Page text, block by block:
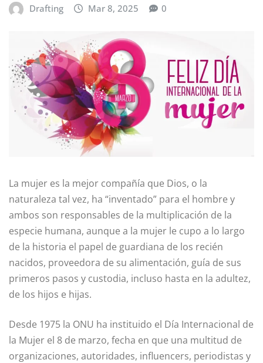
Drafting Mar 8, 2025 0
La mujer es la mejor compañía que Dios, o la
naturaleza tal vez, ha “inventado” para el hombre y
ambos son responsables de la multiplicación de la
especie humana, aunque a la mujer le cupo a lo largo
de la historia el papel de guardiana de los recién
nacidos, proveedora de su alimentación, guía de sus
primeros pasos y custodia, incluso hasta en la adultez,
de los hijos e hijas.
Desde 1975 la ONU ha instituido el Día Internacional de
la Mujer el 8 de marzo, fecha en que una multitud de
organizaciones, autoridades, influencers, periodistas y